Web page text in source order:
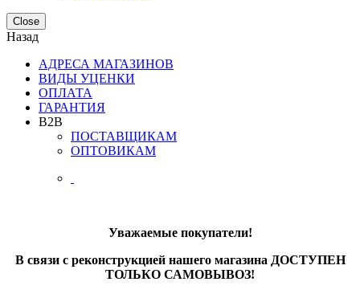
Close
Назад
АДРЕСА МАГАЗИНОВ
ВИДЫ УЦЕНКИ
ОПЛАТА
ГАРАНТИЯ
B2B
ПОСТАВЩИКАМ
ОПТОВИКАМ
Уважаемые покупатели!
В связи с реконструкцией нашего магазина ДОСТУПЕН
ТОЛЬКО САМОВЫВОЗ!